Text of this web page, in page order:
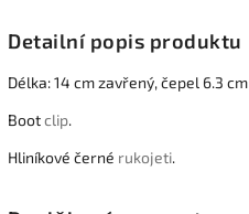
Detailní popis produktu
Délka: 14 cm zavřený, čepel 6.3 cm
Bootclip.
Hliníkové černé rukojeti.